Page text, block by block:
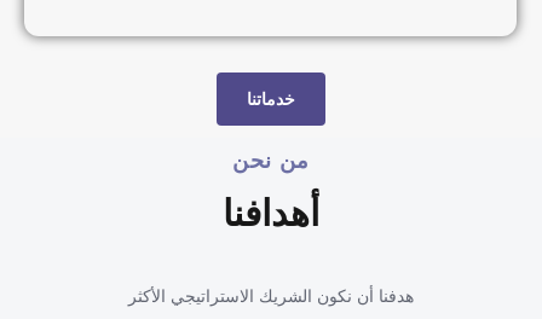
خدماتنا
من نحن
أهدافنا
هدفنا أن نكون الشريك الاستراتيجي الأكثر